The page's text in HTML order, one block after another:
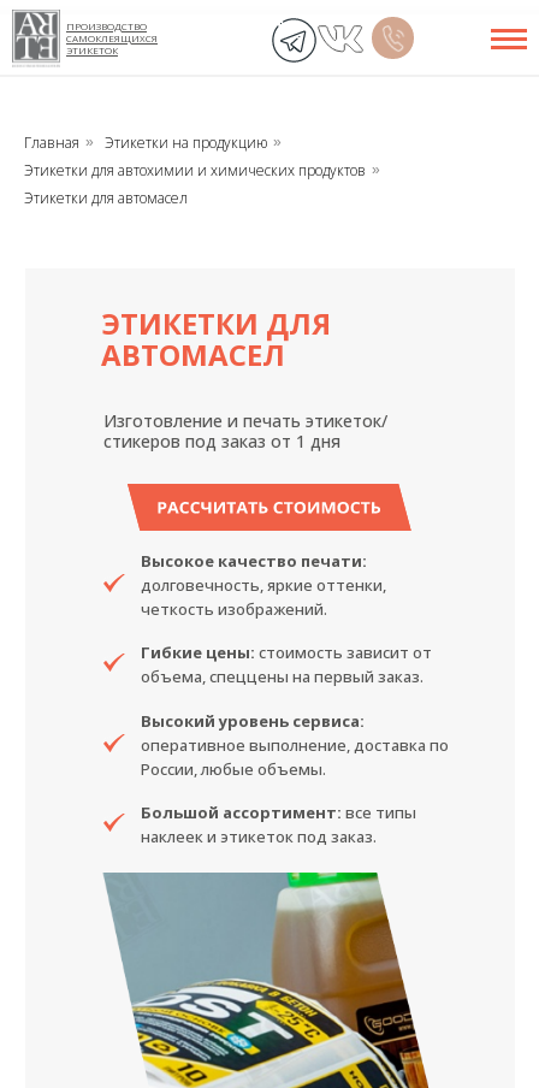
ПРОИЗВОДСТВО
САМОКЛЕЯЩИХСЯ
ЭТИКЕТОК
Главная » Этикетки на продукцию »
Этикетки для автохимии и химических продуктов »
Этикетки для автомасел
Высокое качество печати:
долговечность, яркие оттенки,
четкость изображений.
Гибкие цены: стоимость зависит от
объема, спеццены на первый заказ.
Высокий уровень сервиса:
оперативное выполнение, доставка по
России, любые объемы.
Изготовление и печать этикеток/
стикеров под заказ от 1 дня
Большой ассортимент: все типы
наклеек и этикеток под заказ.
ЭТИКЕТКИ ДЛЯ
АВТОМАСЕЛ
РАССЧИТАТЬ СТОИМОСТЬ